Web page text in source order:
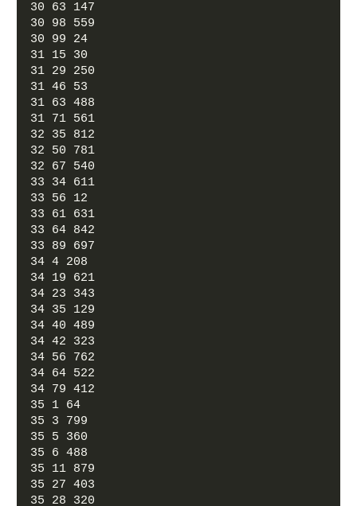
30 63 147
30 98 559
30 99 24
31 15 30
31 29 250
31 46 53
31 63 488
31 71 561
32 35 812
32 50 781
32 67 540
33 34 611
33 56 12
33 61 631
33 64 842
33 89 697
34 4 208
34 19 621
34 23 343
34 35 129
34 40 489
34 42 323
34 56 762
34 64 522
34 79 412
35 1 64
35 3 799
35 5 360
35 6 488
35 11 879
35 27 403
35 28 320